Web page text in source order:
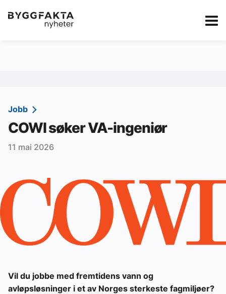
Kategorier Jobbmarkedet Annonsere i
Redaksjonen
Om Byggfakta
Annonsere
Kontakt oss
Ledige stillinger
eBlad
Jobb
COWI søker VA-ingeniør
11 mai 2026
Vil du jobbe med fremtidens vann og
avløpsløsninger i et av Norges sterkeste fagmiljøer?